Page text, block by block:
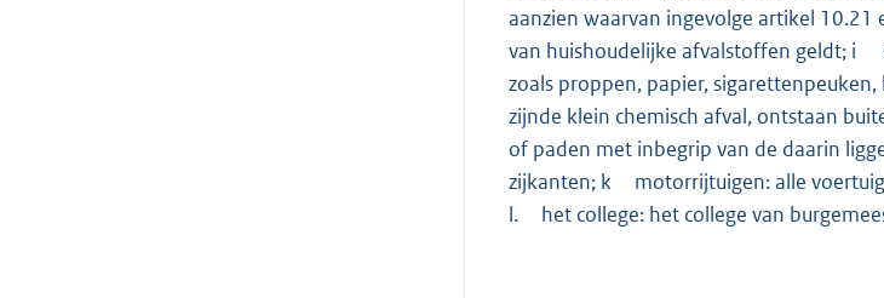
aanzien waarvan ingevolge artikel
van huishoudelijke afvalstoffen geldt; i
zoals proppen, papier,
zijnde klein chemisch afval, ontstaan
of paden met inbegrip van de daarin
zijkanten; k motorrijtuigen: alle
l. het college: het college van